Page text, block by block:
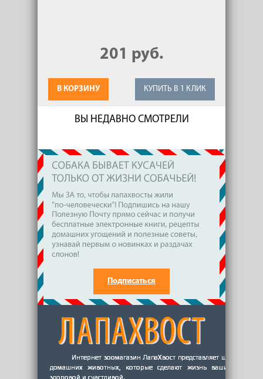
201 руб.
В КОРЗИНУ КУПИТЬ В 1 КЛИК
ВЫ НЕДАВНО СМОТРЕЛИ
Подписаться